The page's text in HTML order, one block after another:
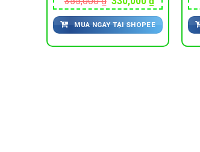
gốc
là:
355,000 ₫.
hiện
tại
là:
330,000 ₫.
MUA NGAY TẠI SHOPEE